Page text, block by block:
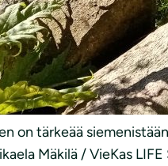
on tärkeää
Mäkilä / VieKas LIFE